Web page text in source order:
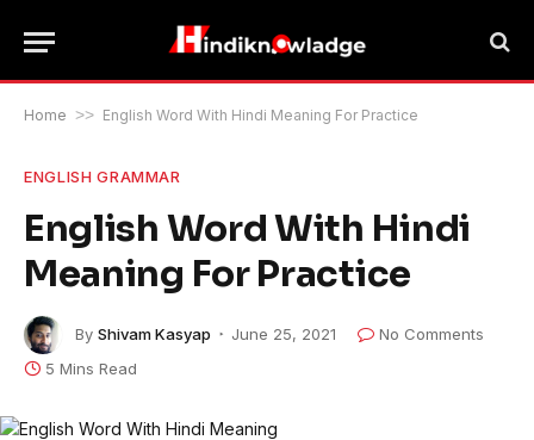
Home >> English Word With Hindi Meaning For Practice
ENGLISH GRAMMAR
English Word With Hindi
Meaning For Practice
By Shivam Kasyap June 25, 2021
No Comments
5 Mins Read